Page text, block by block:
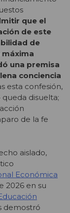
que el
de este
de
máxima
una premisa
conciencia
esta confesión,
disuelta;
de la fe
aislado,
Económica
2026 en su
demostró